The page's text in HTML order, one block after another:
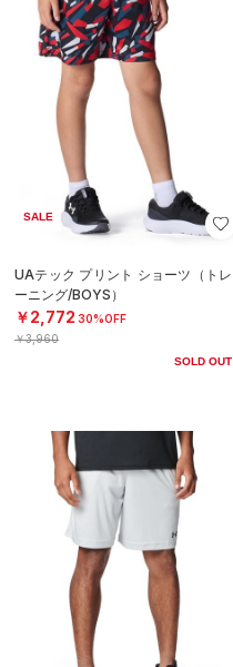
SALE
UAテック プリント ショーツ（トレ
ーニング/BOYS）
￥2,772 30%OFF
￥3,960
SOLD OUT